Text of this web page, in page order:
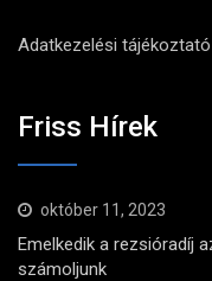
Adatkezelési tájékoztató
Friss Hírek
október 11, 2023
Emelkedik a rezsióradíj
számoljunk